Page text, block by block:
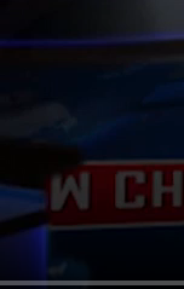
lĩnh vực tăng khá
Việt Nam năm
năm 2022 sẽ